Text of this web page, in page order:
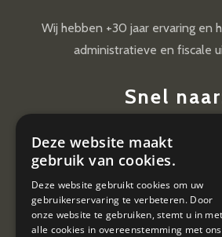
Wij hebben +30 jaar ervaring en
administratieve en fiscale
Snel
Diensten
Vacatures
Deze website maakt
gebruik van cookies.
Deze website gebruikt cookies om uw
gebruikerservaring te verbeteren. Door
onze website te gebruiken, stemt u in met
alle cookies in overeenstemming met ons